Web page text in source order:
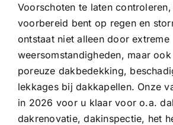
Voorschoten te laten
voorbereid bent op regen en
ontstaat niet alleen door extreme
weersomstandigheden, maar
poreuze dakbedekking,
lekkages bij dakkapellen. Onze
in 2026 voor u klaar voor o.a.
dakrenovatie, dakinspectie, het